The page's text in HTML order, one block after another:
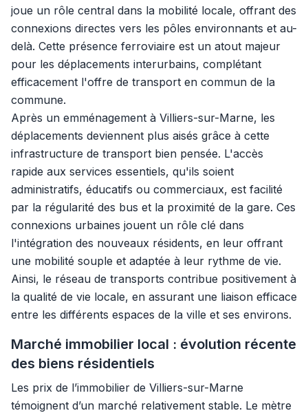
joue un rôle central dans la mobilité locale, offrant des
connexions directes vers les pôles environnants et au-
delà. Cette présence ferroviaire est un atout majeur
pour les déplacements interurbains, complétant
efficacement l'offre de transport en commun de la
commune.
Après un emménagement à Villiers-sur-Marne, les
déplacements deviennent plus aisés grâce à cette
infrastructure de transport bien pensée. L'accès
rapide aux services essentiels, qu'ils soient
administratifs, éducatifs ou commerciaux, est facilité
par la régularité des bus et la proximité de la gare. Ces
connexions urbaines jouent un rôle clé dans
l'intégration des nouveaux résidents, en leur offrant
une mobilité souple et adaptée à leur rythme de vie.
Ainsi, le réseau de transports contribue positivement à
la qualité de vie locale, en assurant une liaison efficace
entre les différents espaces de la ville et ses environs.
Marché immobilier local : évolution récente
des biens résidentiels
Les prix de l’immobilier de Villiers-sur-Marne
témoignent d’un marché relativement stable. Le mètre